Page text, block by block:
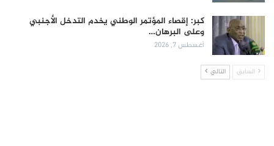
كبر: إقصاء المؤتمر الوطني يخدم التدخل الأجنبي
وعلى البرهان…
أغسطس 7, 2026
السابق التالي